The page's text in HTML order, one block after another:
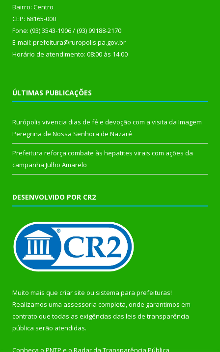
Bairro: Centro
CEP: 68165-000
Fone: (93) 3543-1906 / (93) 99188-2170
E-mail: prefeitura@ruropolis.pa.gov.br
Horário de atendimento: 08:00 às 14:00
ÚLTIMAS PUBLICAÇÕES
Rurópolis vivencia dias de fé e devoção com a visita da Imagem
Peregrina de Nossa Senhora de Nazaré
Prefeitura reforça combate às hepatites virais com ações da
campanha Julho Amarelo
DESENVOLVIDO POR CR2
Muito mais que criar site ou sistema para prefeituras!
Realizamos uma assessoria completa, onde garantimos em
contrato que todas as exigências das leis de transparência
pública serão atendidas.
Conheça o PNTP e o Radar da Transparência Pública